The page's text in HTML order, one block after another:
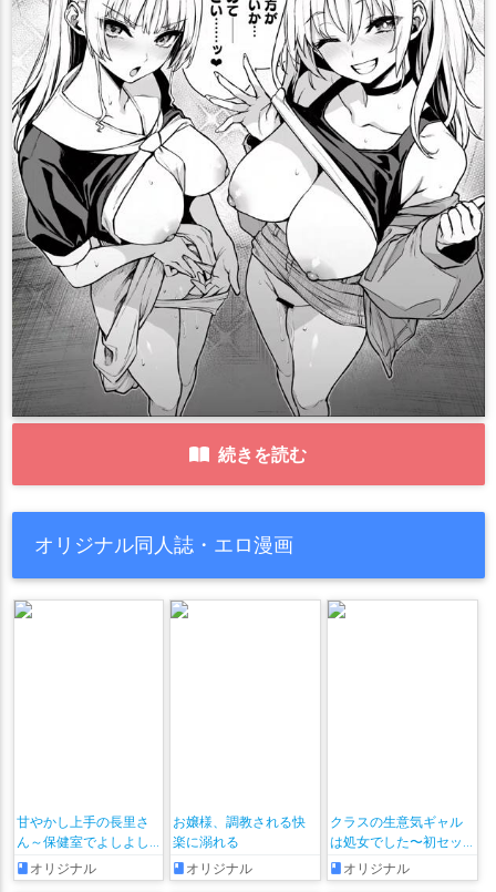
続きを読む
オリジナル同人誌・エロ漫画
甘やかし上手の長里さ
ん～保健室でよしよし
えっち!～ 第1-5話
オリジナル
お嬢様、調教される快
楽に溺れる
オリジナル
クラスの生意気ギャル
は処女でした〜初セッ
クスで生ハメ絶頂中出
しまでした話〜
オリジナル